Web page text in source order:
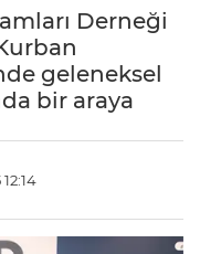
Derneği
geleneksel
bir araya